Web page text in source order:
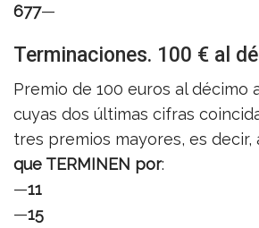
677—
Terminaciones. 100 € al
Premio de 100 euros al décimo
cuyas dos últimas cifras
tres premios mayores, es decir,
que TERMINEN por:
—11
—15